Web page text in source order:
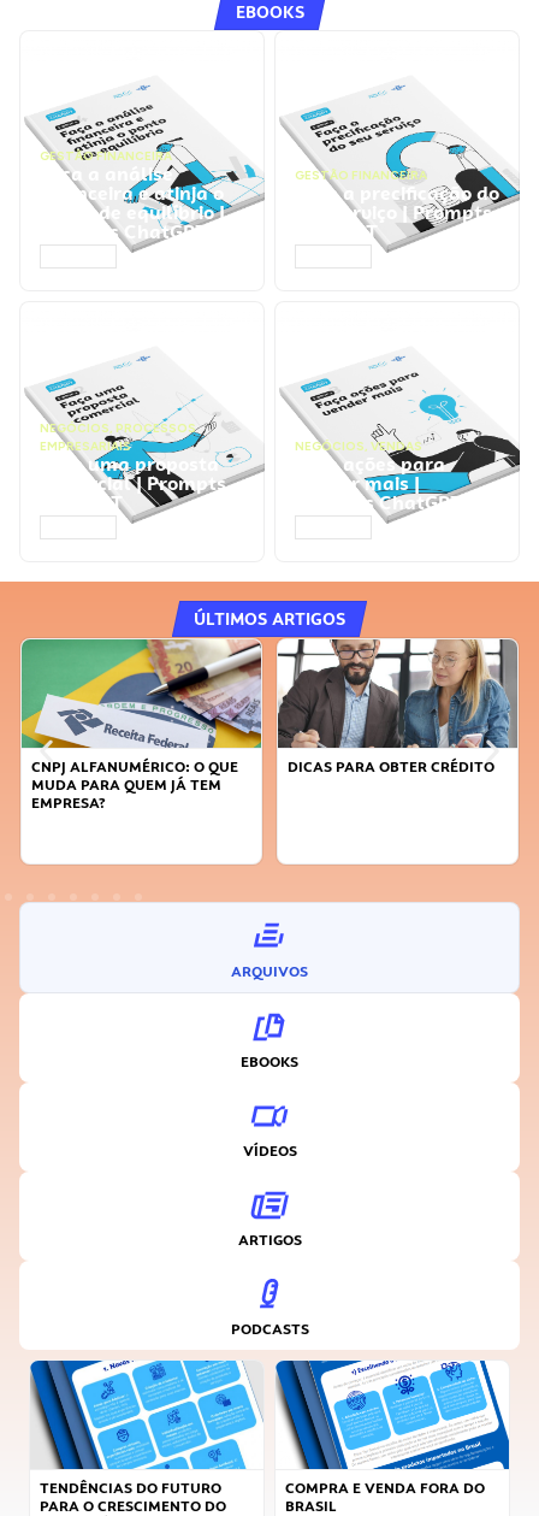
EBOOKS
GESTÃO FINANCEIRA
Faça a análise
financeira e atinja o
ponto de equilíbrio |
Prompts ChatGPT
GESTÃO FINANCEIRA
Faça a precificação do
seu serviço | Prompts
ChatGPT
NEGÓCIOS, PROCESSOS
EMPRESARIAIS
Faça uma proposta
comercial | Prompts
ChatGPT
NEGÓCIOS, VENDAS
Faça ações para
vender mais |
Prompts ChatGPT
ÚLTIMOS ARTIGOS
CNPJ ALFANUMÉRICO: O QUE
MUDA PARA QUEM JÁ TEM
EMPRESA?
DICAS PARA OBTER CRÉDITO
ARQUIVOS
EBOOKS
VÍDEOS
ARTIGOS
PODCASTS
TENDÊNCIAS DO FUTURO
PARA O CRESCIMENTO DO
COMPRA E VENDA FORA DO
BRASIL